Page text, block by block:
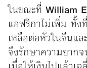
ในขณะที่ William
แอฟริกาไม่เพิ่ม ทั้ง
เหลือต่อหัวในจีนแ
จึงรักษาความยาก